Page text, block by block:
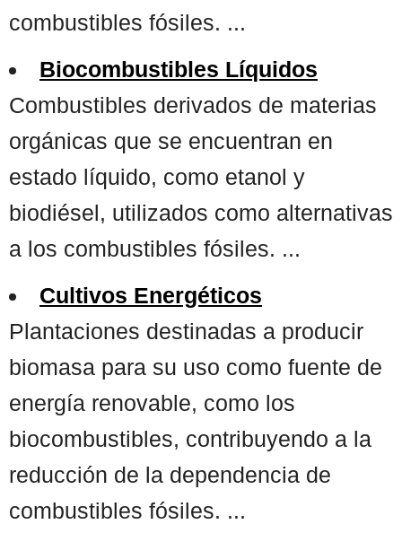
combustibles fósiles. ...
Biocombustibles Líquidos
Combustibles derivados de materias
orgánicas que se encuentran en
estado líquido, como etanol y
biodiésel, utilizados como alternativas
a los combustibles fósiles. ...
Cultivos Energéticos
Plantaciones destinadas a producir
biomasa para su uso como fuente de
energía renovable, como los
biocombustibles, contribuyendo a la
reducción de la dependencia de
combustibles fósiles. ...